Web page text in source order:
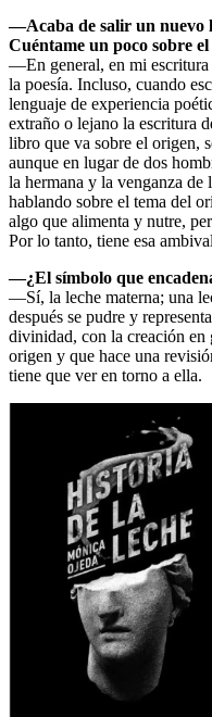
—Acaba de salir un nuevo
Cuéntame un poco sobre
—En general, en mi escritura
la poesía. Incluso, cuando
lenguaje de experiencia
extraño o lejano la escritura
libro que va sobre el origen,
aunque en lugar de dos
la hermana y la venganza de
hablando sobre el tema del
algo que alimenta y nutre,
Por lo tanto, tiene esa
—¿El símbolo que
—Sí, la leche materna; una
después se pudre y
divinidad, con la creación en
origen y que hace una
tiene que ver en torno a ella.